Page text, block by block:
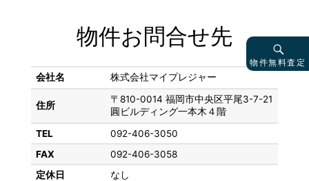
物件お問合せ先
会社名 株式会社マイプレジャー
住所
〒810-0014 福岡市中央区平尾3-7-21
圓ビルディング一本木４階
TEL
092-406-3050
FAX
092-406-3058
定休日
なし
物件無料査定